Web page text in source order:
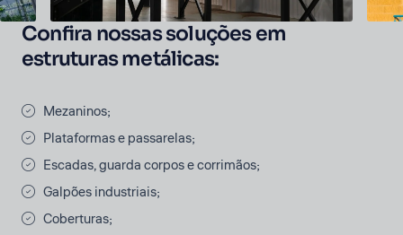
Confira nossas soluções em
estruturas metálicas:
Mezaninos;
Plataformas e passarelas;
Escadas, guarda corpos e corrimãos;
Galpões industriais;
Coberturas;